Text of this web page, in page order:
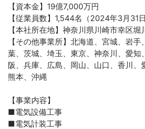
【資本金】19億7,000万円
【従業員数】1,544名（2024年3月31
【本社所在地】神奈川県川崎市幸区
【その他事業所】北海道、宮城、岩
葉、茨城、埼玉、東京、神奈川、愛知
阪、兵庫、広島、岡山、山口、香川、
熊本、沖縄
【事業内容】
■電気設備工事
■電気計装工事